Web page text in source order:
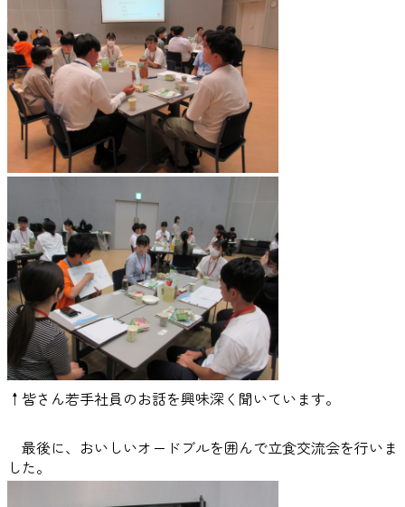
↑皆さん若手社員のお話を興味深く聞いています。
最後に、おいしいオードブルを囲んで立食交流会を行いま
した。